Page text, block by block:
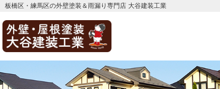
板橋区・練馬区の外壁塗装＆雨漏り専門店 大谷建装工業